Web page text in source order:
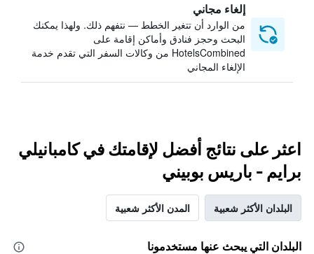
إلغاء مجاني
من الوارد أن تتغير الخطط — نتفهم ذلك. ولهذا يمكنك
البحث وحجز فنادق وأماكن إقامة على
HotelsCombined من وكالات السفر التي تقدم خدمة
الإلغاء المجاني
اعثر على نتائج أفضل لإقامتك في كامبانيلي
برايم - باريس بوبيني
البلدان الأكثر شعبية المدن الأكثر شعبية
البلدان التي يبحث عنها مستخدمونا